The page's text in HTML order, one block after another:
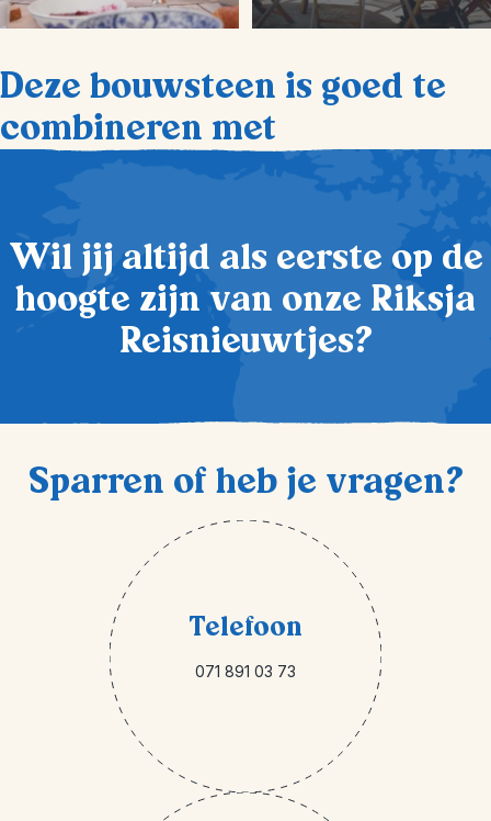
Deze bouwsteen is goed te
combineren met
Wil jij altijd als eerste op de
hoogte zijn van onze Riksja
Reisnieuwtjes?
Sparren of heb je vragen?
Telefoon
071 891 03 73